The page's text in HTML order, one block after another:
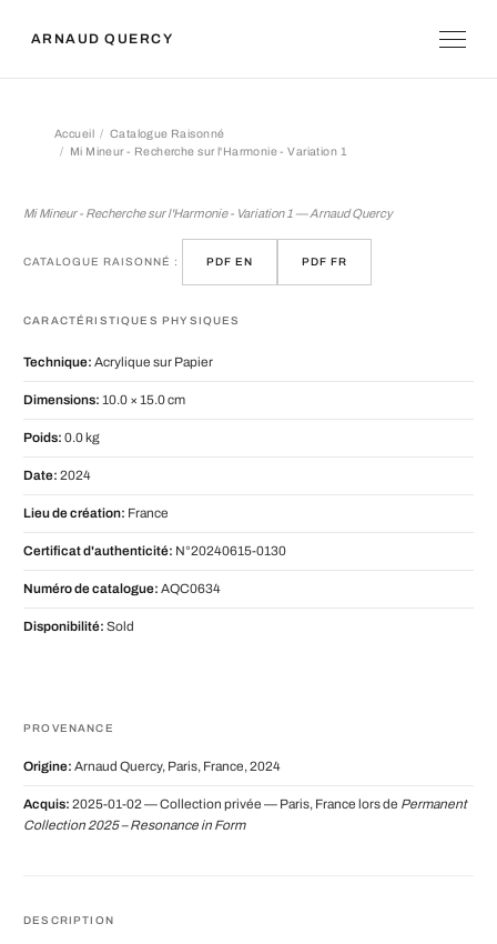
ARNAUD QUERCY
Accueil
Catalogue Raisonné
Mi Mineur - Recherche sur l'Harmonie - Variation 1
Mi Mineur - Recherche sur l'Harmonie - Variation 1 — Arnaud Quercy
CATALOGUE RAISONNÉ : PDF EN PDF FR
CARACTÉRISTIQUES PHYSIQUES
Technique: Acrylique sur Papier
Dimensions: 10.0 × 15.0 cm
Poids: 0.0 kg
Date: 2024
Lieu de création: France
Certificat d'authenticité: N°20240615-0130
Numéro de catalogue: AQC0634
Disponibilité: Sold
PROVENANCE
Origine: Arnaud Quercy, Paris, France, 2024
Acquis: 2025-01-02 — Collection privée — Paris, France lors de Permanent
Collection 2025 – Resonance in Form
DESCRIPTION